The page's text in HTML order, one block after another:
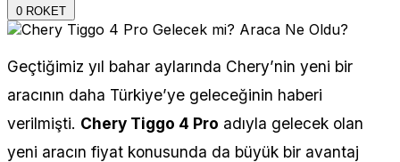
0 ROKET
Geçtiğimiz yıl bahar aylarında Chery’nin yeni bir
aracının daha Türkiye’ye geleceğinin haberi
verilmişti. Chery Tiggo 4 Pro adıyla gelecek olan
yeni aracın fiyat konusunda da büyük bir avantaj